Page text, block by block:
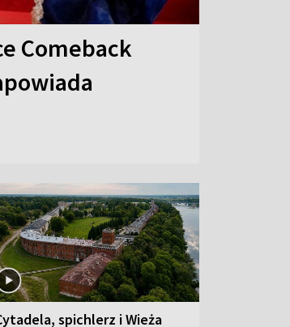
Comeback
spichlerz i Wieża